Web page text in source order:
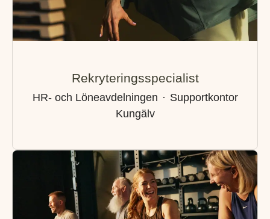
Rekryteringsspecialist
HR- och Löneavdelningen · Supportkontor
Kungälv